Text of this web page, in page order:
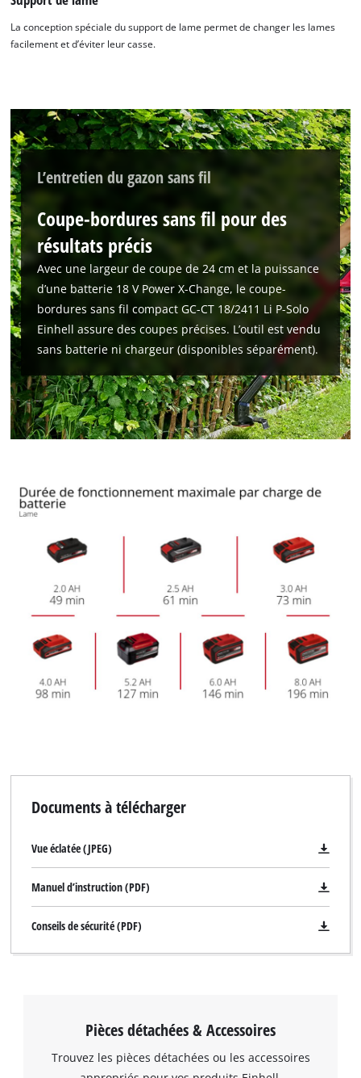
This content is not permitted to load due
to trackers that are not disclosed to the
visitor. The website owner needs to setup
to the list of technologies used.
Powered by
Usercentrics Consent
Management Platform
La conception spéciale du support de lame permet de changer les lames
facilement et d’éviter leur casse.
L’entretien du gazon sans fil
Coupe-bordures sans fil pour des
résultats précis
Avec une largeur de coupe de 24 cm et la puissance
d’une batterie 18 V Power X-Change, le coupe-
bordures sans fil compact GC-CT 18/2411 Li P-Solo
Einhell assure des coupes précises. L’outil est vendu
sans batterie ni chargeur (disponibles séparément).
Documents à télécharger
Vue éclatée (JPEG)
Manuel d’instruction (PDF)
Conseils de sécurité (PDF)
Pièces détachées & Accessoires
Trouvez les pièces détachées ou les accessoires